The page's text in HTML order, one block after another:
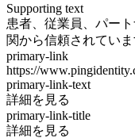
Supporting text
患者、従業員、パー
関から信頼されていま
primary-link
https://
primary-link-text
詳細を見る
primary-link-title
詳細を見る